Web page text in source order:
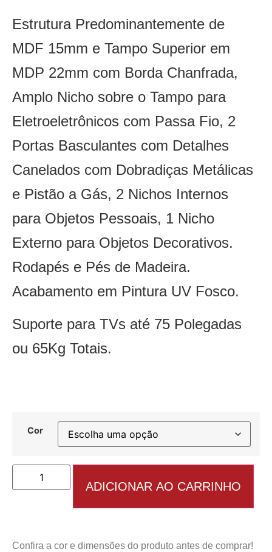
Estrutura Predominantemente de
MDF 15mm e Tampo Superior em
MDP 22mm com Borda Chanfrada,
Amplo Nicho sobre o Tampo para
Eletroeletrônicos com Passa Fio, 2
Portas Basculantes com Detalhes
Canelados com Dobradiças Metálicas
e Pistão a Gás, 2 Nichos Internos
para Objetos Pessoais, 1 Nicho
Externo para Objetos Decorativos.
Rodapés e Pés de Madeira.
Acabamento em Pintura UV Fosco.
Suporte para TVs até 75 Polegadas
ou 65Kg Totais.
Cor
ADICIONAR AO CARRINHO
Confira a cor e dimensões do produto antes de comprar!